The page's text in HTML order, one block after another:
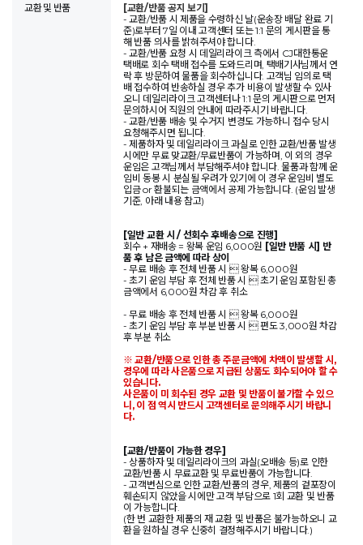
교환 및 반품
[교환/반품 공지 보기]
- 교환/반품 시 제품을 수령하신 날(운송장 배달 완료 기
준)로부터 7일 이내 고객센터 또는 1:1 문의 게시판을 통
해 반품 의사를 밝혀주셔야 합니다.
- 교환/반품 요청 시 데일리라이크 측에서 CJ대한통운
택배로 회수 택배 접수를 도와드리며, 택배기사님께서 연
락 후 방문하여 물품을 회수하십니다. 고객님 임의로 택
배 접수하여 반송하실 경우 추가 비용이 발생할 수 있사
오니 데일리라이크 고객센터나 1:1 문의 게시판으로 먼저
문의하시어 직원의 안내에 따라주시기 바랍니다.
- 교환/반품 배송 및 수거지 변경도 가능하니 접수 당시
요청해주시면 됩니다.
- 제품하자 및 데일리라이크 과실로 인한 교환/반품 발생
시에만 무료 맞교환/무료반품이 가능하며, 이 외의 경우
운임은 고객님께서 부담해주셔야 합니다. 물품과 함께 운
임비 동봉 시 분실될 우려가 있기에 이 경우 운임비 별도
입금 or 환불되는 금액에서 공제 가능합니다. (운임 발생
기준, 아래 내용 참고)
[일반 교환 시 / 선회수 후배송으로 진행]
회수 + 재배송 = 왕복 운임 6,000원 [일반 반품 시] 반
품 후 남은 금액에 따라 상이
- 무료 배송 후 전체 반품 시  왕복 6,000원
- 초기 운임 부담 후 전체 반품 시  초기 운임 포함된 총
금액에서 6,000원 차감 후 취소
- 무료 배송 후 전체 반품 시  왕복 6,000원
- 초기 운임 부담 후 부분 반품 시  편도 3,000원 차감
후 부분 취소
※ 교환/반품으로 인한 총 주문금액에 차액이 발생할 시,
경우에 따라 사은품으로 지급된 상품도 회수되어야 할 수
있습니다.
사은품이 미 회수된 경우 교환 및 반품이 불가할 수 있으
니, 이 점 역시 반드시 고객센터로 문의해주시기 바랍니
다.
[교환/반품이 가능한 경우]
- 상품하자 및 데일리라이크의 과실(오배송 등)로 인한
교환/반품 시 무료교환 및 무료반품이 가능합니다.
- 고객변심으로 인한 교환/반품의 경우, 제품의 겉포장이
훼손되지 않았을 시에만 고객 부담으로 1회 교환 및 반품
이 가능합니다.
(한 번 교환한 제품의 재 교환 및 반품은 불가능하오니 교
환을 원하실 경우 신중히 결정해주시기 바랍니다.)